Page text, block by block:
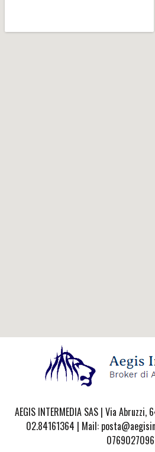
AEGIS INTERMEDIA SAS | Via
02.84161364 | Mail: